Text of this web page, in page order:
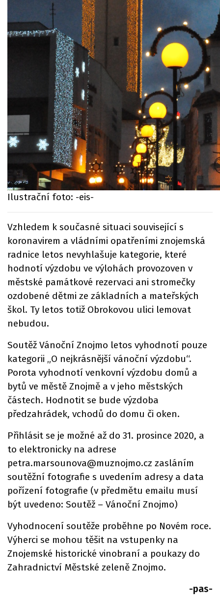
Ilustrační foto: -eis-
Vzhledem k současné situaci související s
koronavirem a vládními opatřeními znojemská
radnice letos nevyhlašuje kategorie, které
hodnotí výzdobu ve výlohách provozoven v
městské památkové rezervaci ani stromečky
ozdobené dětmi ze základních a mateřských
škol. Ty letos totiž Obrokovou ulici lemovat
nebudou.
Soutěž Vánoční Znojmo letos vyhodnotí pouze
kategorii „O nejkrásnější vánoční výzdobu“.
Porota vyhodnotí venkovní výzdobu domů a
bytů ve městě Znojmě a v jeho městských
částech. Hodnotit se bude výzdoba
předzahrádek, vchodů do domu či oken.
Přihlásit se je možné až do 31. prosince 2020, a
to elektronicky na adrese
petra.marsounova@muznojmo.cz zasláním
soutěžní fotografie s uvedením adresy a data
pořízení fotografie (v předmětu emailu musí
být uvedeno: Soutěž – Vánoční Znojmo)
Vyhodnocení soutěže proběhne po Novém roce.
Výherci se mohou těšit na vstupenky na
Znojemské historické vinobraní a poukazy do
Zahradnictví Městské zeleně Znojmo.
-pas-